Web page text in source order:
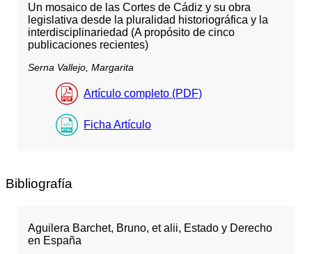
Un mosaico de las Cortes de Cádiz y su obra
legislativa desde la pluralidad historiográfica y la
interdisciplinariedad (A propósito de cinco
publicaciones recientes)
Serna Vallejo, Margarita
Artículo completo (PDF)
Ficha Artículo
Bibliografía
Aguilera Barchet, Bruno, et alii, Estado y Derecho
en España